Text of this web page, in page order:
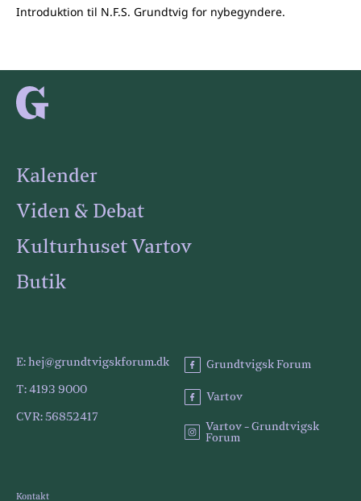
Introduktion til N.F.S. Grundtvig for nybegyndere.
Kalender
Viden & Debat
Kulturhuset Vartov
Butik
E: hej@grundtvigskforum.dk
T: 4193 9000
CVR: 56852417
Grundtvigsk Forum
Vartov
Vartov - Grundtvigsk
Forum
Kontakt